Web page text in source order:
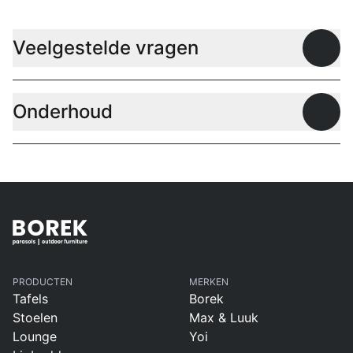
Veelgestelde vragen
Onderhoud
PRODUCTEN
Tafels
Stoelen
Lounge
MERKEN
Borek
Max & Luuk
Yoi